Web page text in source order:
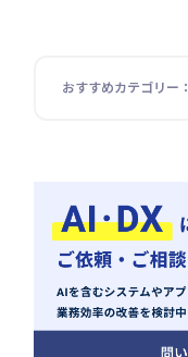
おすすめカテゴリー：